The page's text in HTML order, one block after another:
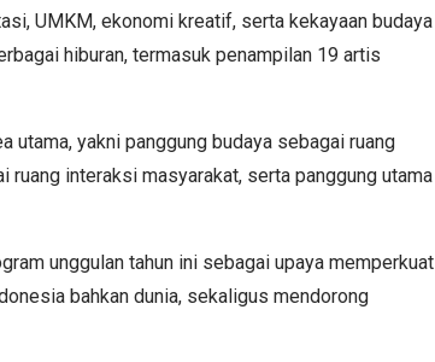
UMKM, ekonomi kreatif, serta kekayaan budaya
hiburan, termasuk penampilan 19 artis
utama, yakni panggung budaya sebagai ruang
interaksi masyarakat, serta panggung utama
unggulan tahun ini sebagai upaya memperkuat
bahkan dunia, sekaligus mendorong